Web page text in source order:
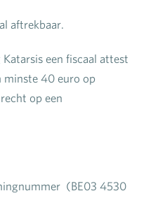
aftrekbaar.
een fiscaal attest
minste 40 euro op
op een
(BE03 4530